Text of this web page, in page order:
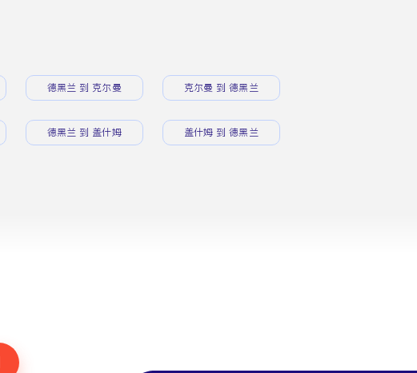
德黑兰 到 克尔曼 克尔曼 到 德黑兰
德黑兰 到 盖什姆 盖什姆 到 德黑兰